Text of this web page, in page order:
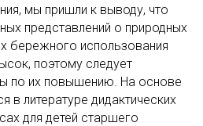
мы пришли к выводу, что
представлений о природных
бережного использования
поэтому следует
по их повышению. На основе
в литературе дидактических
для детей старшего